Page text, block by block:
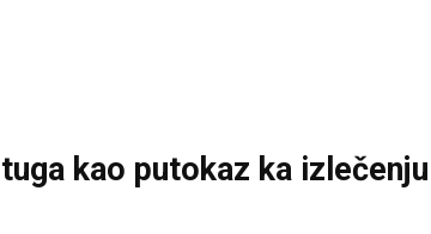
kao putokaz ka izlečenju